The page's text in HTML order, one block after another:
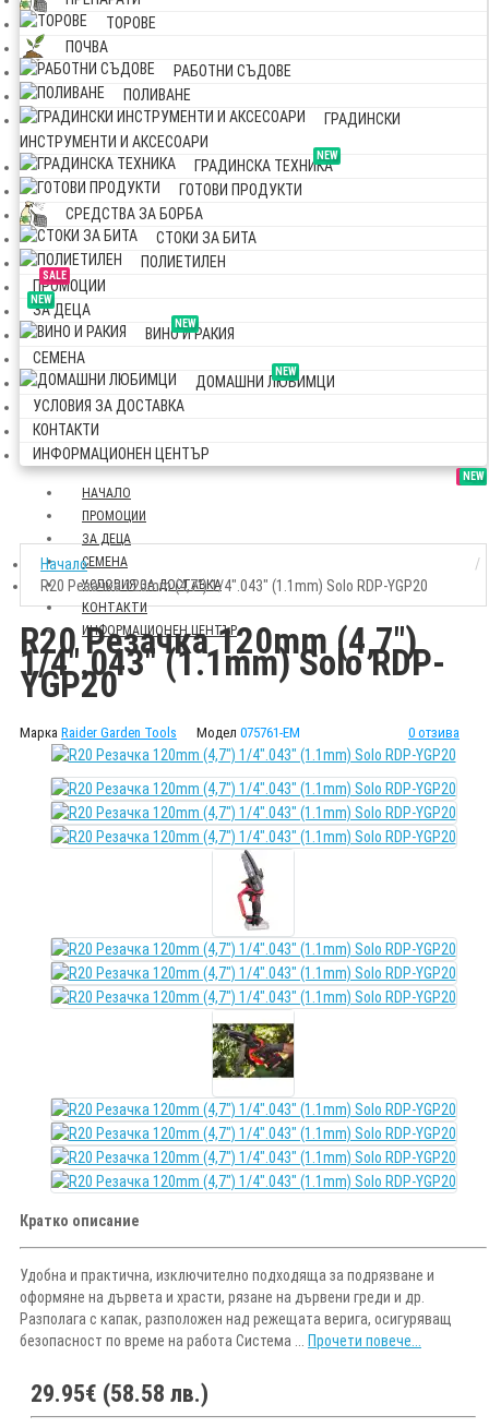
ТОРОВЕ
ПОЧВА
РАБОТНИ СЪДОВЕ
ПОЛИВАНЕ
ГРАДИНСКИ
ИНСТРУМЕНТИ И АКСЕСОАРИ
NEW
ГРАДИНСКА ТЕХНИКА
ГОТОВИ ПРОДУКТИ
СРЕДСТВА ЗА БОРБА
СТОКИ ЗА БИТА
ПОЛИЕТИЛЕН
SALE
ПРОМОЦИИ
NEW
ЗА ДЕЦА
NEW
ВИНО И РАКИЯ
СЕМЕНА
NEW
ДОМАШНИ ЛЮБИМЦИ
УСЛОВИЯ ЗА ДОСТАВКА
КОНТАКТИ
ИНФОРМАЦИОНЕН ЦЕНТЪР
НАЧАЛО
SALE
ПРОМОЦИИ
NEW
ЗА ДЕЦА
СЕМЕНА
УСЛОВИЯ ЗА ДОСТАВКА
КОНТАКТИ
ИНФОРМАЦИОНЕН ЦЕНТЪР
Начало
R20 Резачка 120mm (4,7") 1/4".043" (1.1mm) Solo RDP-YGP20
R20 Резачка 120mm (4,7")
1/4".043" (1.1mm) Solo RDP-
YGP20
Марка Raider Garden Tools Модел 075761-EM 0 отзива
Кратко описание
Удобна и практична, изключително подходяща за подрязване и
оформяне на дървета и храсти, рязане на дървени греди и др.
Разполага с капак, разположен над режещата верига, осигуряващ
безопасност по време на работа Система ... Прочети повече...
29.95€ (58.58 лв.)